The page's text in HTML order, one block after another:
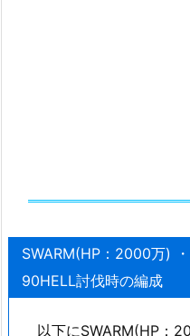
SWARM(HP：2000万)
90HELL討伐時の編成
以下にSWARM(HP：